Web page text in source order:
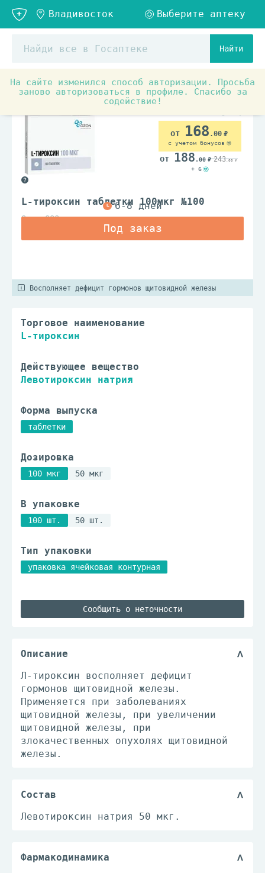
Найти
На сайте изменился способ авторизации. Просьба
заново авторизоваться в профиле. Спасибо за
содействие!
Аптечные товары Препараты при заболеваниях
L-тироксин таблетки 100мкг №100
Озон ООО
168 .00
с учетом бонусов
188 .00 243.00
+ 6
Восполняет дефицит гормонов щитовидной железы
Торговое наименование
L-тироксин
Действующее вещество
Левотироксин натрия
Форма выпуска
таблетки
Дозировка
100 мкг 50 мкг
В упаковке
100 шт. 50 шт.
Тип упаковки
упаковка ячейковая контурная
Сообщить о неточности
Описание
Л-тироксин восполняет дефицит
гормонов щитовидной железы.
Применяется при заболеваниях
щитовидной железы, при увеличении
щитовидной железы, при
злокачественных опухолях щитовидной
железы.
Состав
Левотироксин натрия 50 мкг.
Фармакодинамика